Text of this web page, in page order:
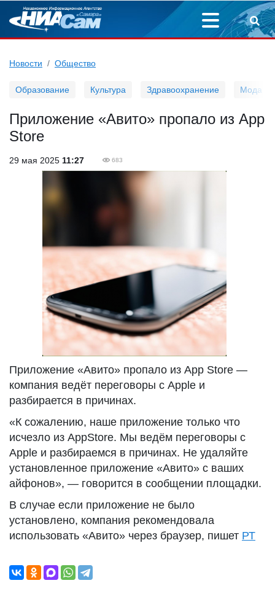
Новости Общество
Образование Культура Здравоохранение Мода
Приложение «Авито» пропало из App
Store
29 мая 2025 11:27 683
Приложение «Авито» пропало из App Store —
компания ведёт переговоры с Apple и
разбирается в причинах.
«К сожалению, наше приложение только что
исчезло из AppStore. Мы ведём переговоры с
Apple и разбираемся в причинах. Не удаляйте
установленное приложение «Авито» с ваших
айфонов», — говорится в сообщении площадки.
В случае если приложение не было
установлено, компания рекомендовала
использовать «Авито» через браузер, пишет РТ